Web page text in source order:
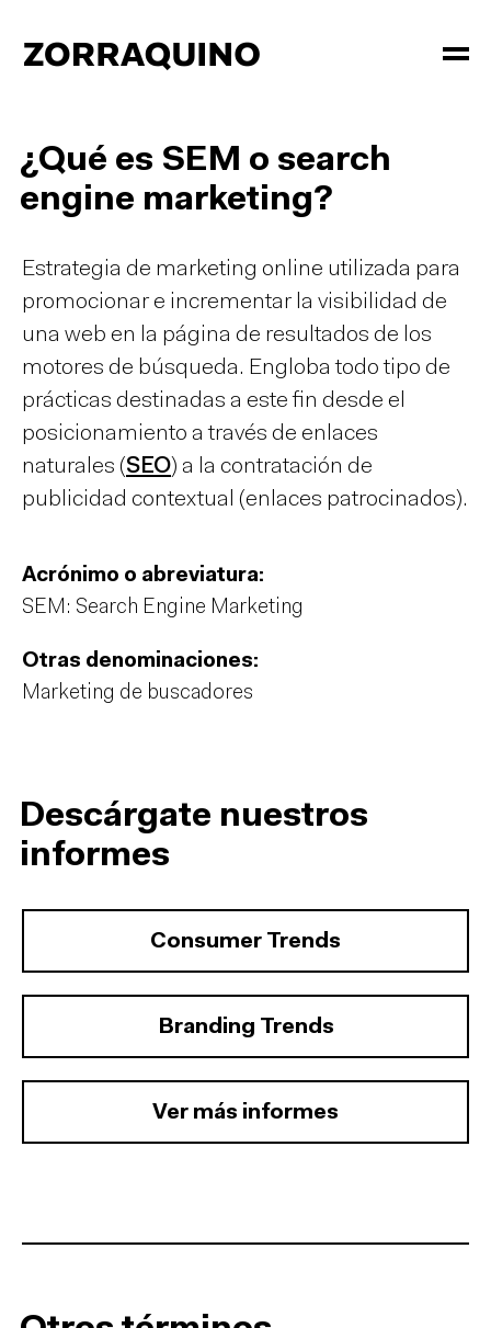
¿Qué es SEM o search
engine marketing?
Estrategia de marketing online utilizada para
promocionar e incrementar la visibilidad de
una web en la página de resultados de los
motores de búsqueda. Engloba todo tipo de
prácticas destinadas a este fin desde el
posicionamiento a través de enlaces
naturales (SEO) a la contratación de
publicidad contextual (enlaces patrocinados).
Acrónimo o abreviatura:
SEM: Search Engine Marketing
Otras denominaciones:
Marketing de buscadores
Descárgate nuestros
informes
Consumer Trends
Branding Trends
Ver más informes